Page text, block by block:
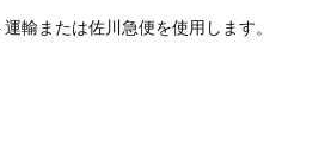
輸または佐川急便を使用します。